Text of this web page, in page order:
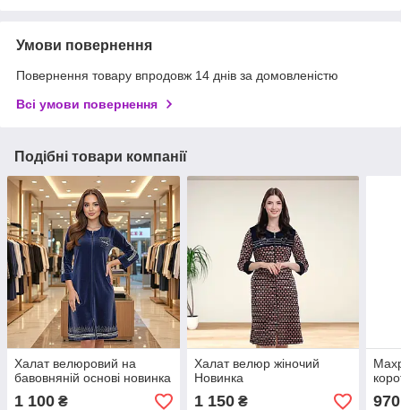
Умови повернення
Повернення товару впродовж 14 днів за домовленістю
Всі умови повернення
Подібні товари компанії
Халат велюровий на
бавовняній основі новинка
1 100 ₴
Халат велюр жіночий
Новинка
1 150₴ 970